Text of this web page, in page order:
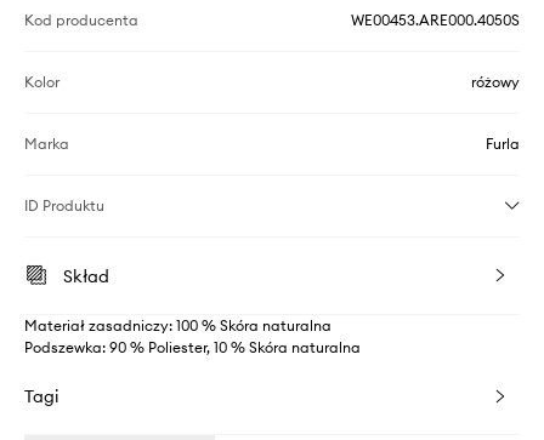
Kod producenta WE00453.ARE000.4050S
Kolor różowy
Marka Furla
ID Produktu
Skład
Materiał zasadniczy: 100 % Skóra naturalna
Podszewka: 90 % Poliester, 10 % Skóra naturalna
Tagi